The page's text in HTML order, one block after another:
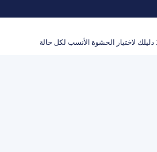
دليلك لاختيار الحشوة الأنسب لكل حالة